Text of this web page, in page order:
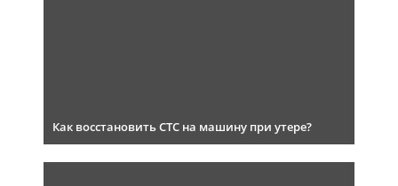
Как восстановить СТС на машину при утере?